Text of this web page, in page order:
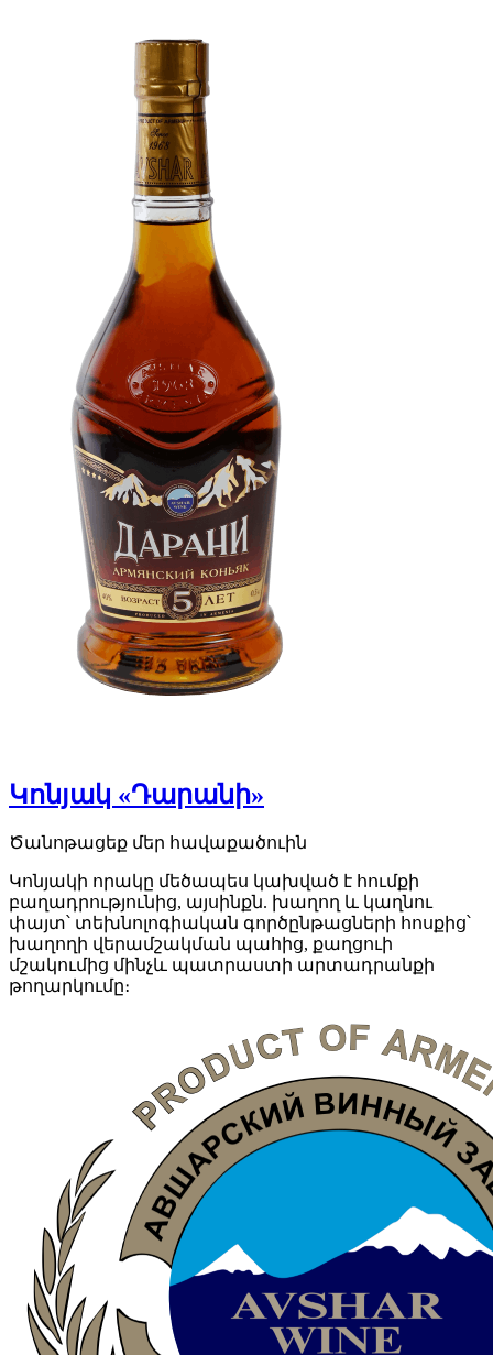
Կոնյակ «Դարանի»
Ծանոթացեք մեր հավաքածուին
Կոնյակի որակը մեծապես կախված է հումքի
բաղադրությունից, այսինքն. խաղող և կաղնու
փայտ՝ տեխնոլոգիական գործընթացների հոսքից՝
խաղողի վերամշակման պահից, քաղցուի
մշակումից մինչև պատրաստի արտադրանքի
թողարկումը։